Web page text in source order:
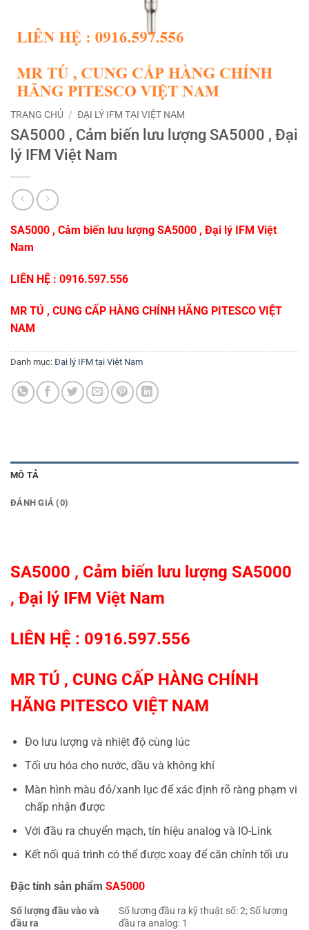
TRANG CHỦ / ĐẠI LÝ IFM TẠI VIỆT NAM
SA5000 , Cảm biến lưu lượng SA5000 , Đại
lý IFM Việt Nam
SA5000 , Cảm biến lưu lượng SA5000 , Đại lý IFM Việt
Nam
LIÊN HỆ : 0916.597.556
MR TÚ , CUNG CẤP HÀNG CHÍNH HÃNG PITESCO VIỆT
NAM
Danh mục: Đại lý IFM tại Việt Nam
MÔ TẢ
ĐÁNH GIÁ (0)
SA5000 , Cảm biến lưu lượng SA5000
, Đại lý IFM Việt Nam
LIÊN HỆ : 0916.597.556
MR TÚ , CUNG CẤP HÀNG CHÍNH
HÃNG PITESCO VIỆT NAM
Đo lưu lượng và nhiệt độ cùng lúc
Tối ưu hóa cho nước, dầu và không khí
Màn hình màu đỏ/xanh lục để xác định rõ ràng phạm vi
chấp nhận được
Với đầu ra chuyển mạch, tín hiệu analog và IO-Link
Kết nối quá trình có thể được xoay để căn chỉnh tối ưu
Đặc tính sản phẩm SA5000
Số lượng đầu vào và
đầu ra
Số lượng đầu ra kỹ thuật số: 2; Số lượng
đầu ra analog: 1